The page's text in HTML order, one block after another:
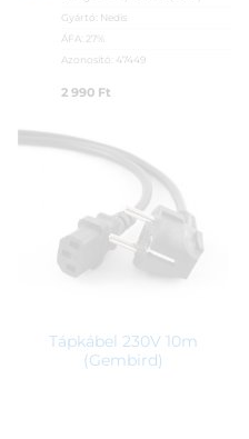
Gyártó: Nedis
ÁFA:
27%
Azonosító: 47449
2 990 Ft
Tápkábel 230V 10m
(Gembird)